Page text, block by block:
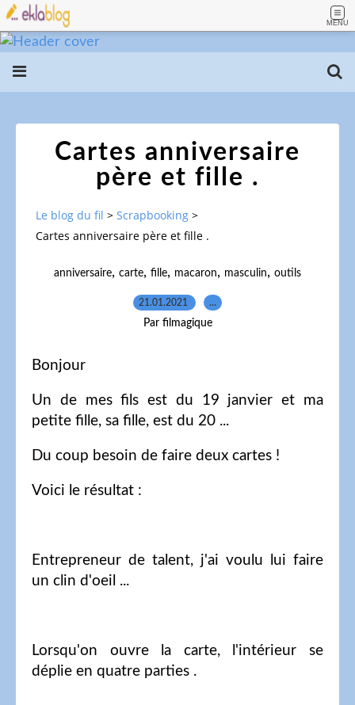
MENU
Cartes anniversaire
père et fille .
Le blog du fil > Scrapbooking >
Cartes anniversaire père et fille .
anniversaire, carte, fille, macaron, masculin, outils
21.01.2021 …
Par filmagique
Bonjour
Un de mes fils est du 19 janvier et ma
petite fille, sa fille, est du 20 ...
Du coup besoin de faire deux cartes !
Voici le résultat :
Entrepreneur de talent, j'ai voulu lui faire
un clin d'oeil ...
Lorsqu'on ouvre la carte, l'intérieur se
déplie en quatre parties .